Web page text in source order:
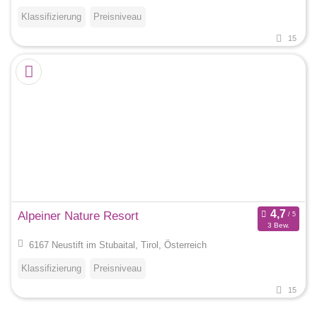
Klassifizierung Preisniveau
15
Alpeiner Nature Resort
3 Bew.
6167 Neustift im Stubaital, Tirol, Österreich
Klassifizierung Preisniveau
15